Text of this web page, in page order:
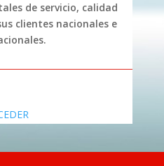
de servicio, calidad
clientes nacionales e